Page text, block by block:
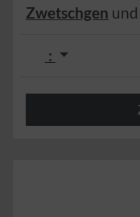
Zwetschgen und
: